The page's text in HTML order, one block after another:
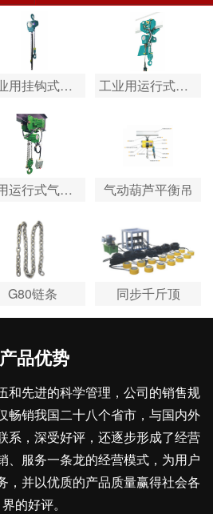
工业用挂钩式气动葫… 工业用运行式气动葫…
矿用运行式气动葫芦 气动葫芦平衡吊
G80链条 同步千斤顶
产品优势
和先进的科学管理，公司的销售规
畅销我国二十八个省市，与国内外
系，深受好评，还逐步形成了经营
、服务一条龙的经营模式，为用户
，并以优质的产品质量赢得社会各
界的好评。